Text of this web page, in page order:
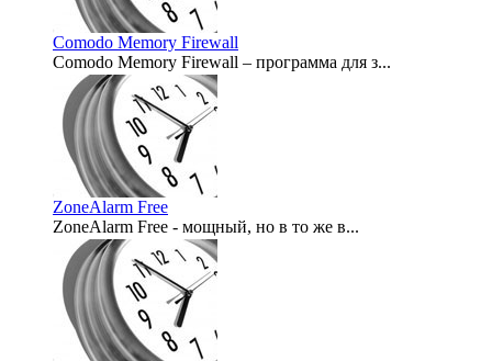
Comodo Memory Firewall
Comodo Memory Firewall – программа для з...
2008-02-19
ZoneAlarm Free
ZoneAlarm Free - мощный, но в то же в...
2008-01-22